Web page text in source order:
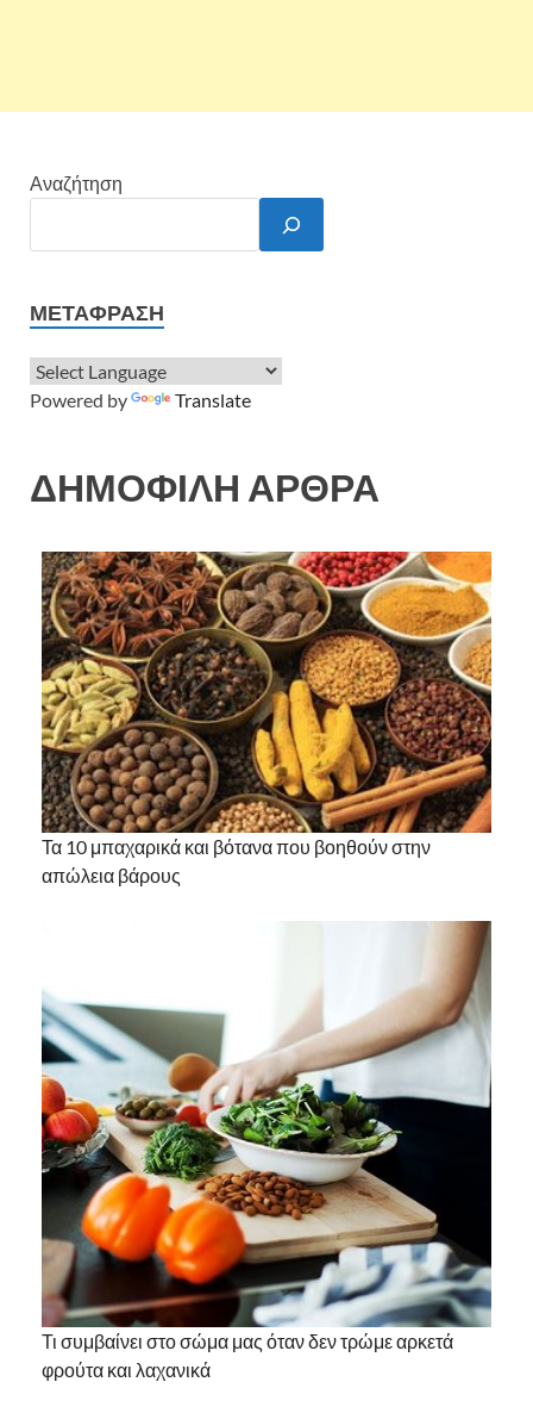
Αναζήτηση
ΜΕΤΆΦΡΑΣΗ
Powered by Translate
ΔΗΜΟΦΙΛΗ ΑΡΘΡΑ
Τα 10 μπαχαρικά και βότανα που βοηθούν στην
απώλεια βάρους
Τι συμβαίνει στο σώμα μας όταν δεν τρώμε αρκετά
φρούτα και λαχανικά